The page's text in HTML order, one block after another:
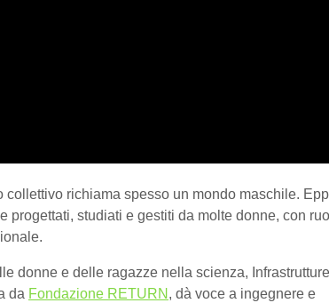
collettivo richiama spesso un mondo maschile.
progettati, studiati e gestiti da molte donne, con
donne e delle ragazze nella scienza,
da Fondazione RETURN , dà voce a ingegnere e